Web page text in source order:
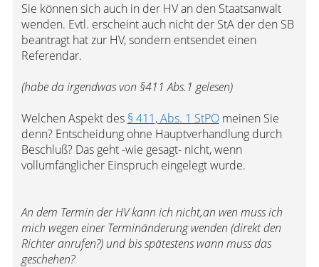
Sie können sich auch in der HV an den Staatsanwalt
wenden. Evtl. erscheint auch nicht der StA der den SB
beantragt hat zur HV, sondern entsendet einen
Referendar.
(habe da irgendwas von §411 Abs.1 gelesen)
Welchen Aspekt des § 411, Abs. 1 StPOmeinen Sie
denn? Entscheidung ohne Hauptverhandlung durch
Beschluß? Das geht -wie gesagt- nicht, wenn
vollumfänglicher Einspruch eingelegt wurde.
An dem Termin der HV kann ich nicht,an wen muss ich
mich wegen einer Terminänderung wenden (direkt den
Richter anrufen?) und bis spätestens wann muss das
geschehen?